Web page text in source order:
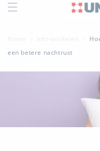
Home Info-artikelen
een betere nachtrust